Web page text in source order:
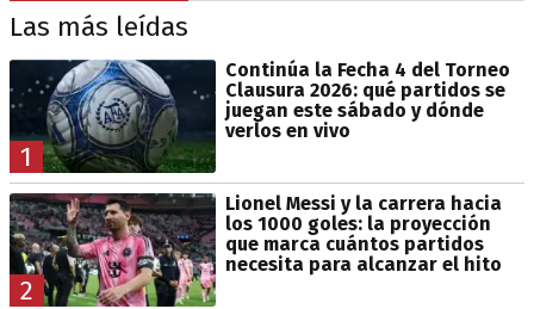
Las más leídas
1
Continúa la Fecha 4 del Torneo
Clausura 2026: qué partidos se
juegan este sábado y dónde
verlos en vivo
2
Lionel Messi y la carrera hacia
los 1000 goles: la proyección
que marca cuántos partidos
necesita para alcanzar el hito